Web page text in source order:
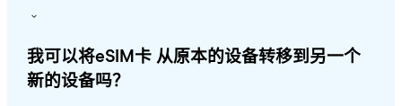
我可以将eSIM卡 从原本的设备转移到另一个
新的设备吗？